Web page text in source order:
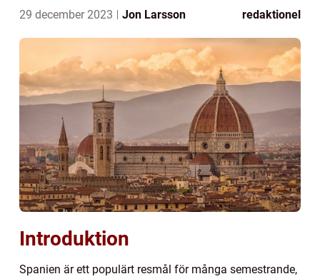
29 december 2023 Jon Larsson redaktionel
Introduktion
Spanien är ett populärt resmål för många semestrande,